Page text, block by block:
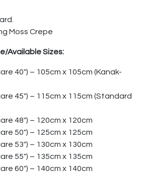
Moss Crepe
Available Sizes:
40″) – 105cm x 105cm (Kanak-
45″) – 115cm x 115cm (Standard
48″) – 120cm x 120cm
50″) – 125cm x 125cm
53″) – 130cm x 130cm
55″) – 135cm x 135cm
60″) – 140cm x 140cm